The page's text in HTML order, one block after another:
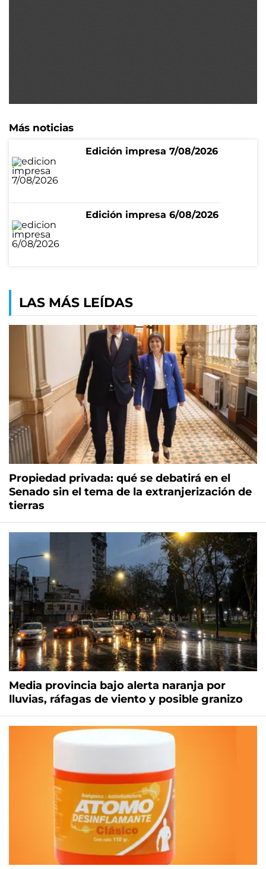
Más noticias
Edición impresa 7/08/2026
Edición impresa 6/08/2026
LAS MÁS LEÍDAS
Propiedad privada: qué se debatirá en el
Senado sin el tema de la extranjerización de
tierras
Media provincia bajo alerta naranja por
lluvias, ráfagas de viento y posible granizo